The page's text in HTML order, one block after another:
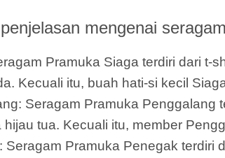
mengenai
Pramuka Siaga terdiri dari t-
Kecuali itu, buah hati-si kecil
Seragam Pramuka Penggalang
hijau tua. Kecuali itu, member
Seragam Pramuka Penegak terdiri